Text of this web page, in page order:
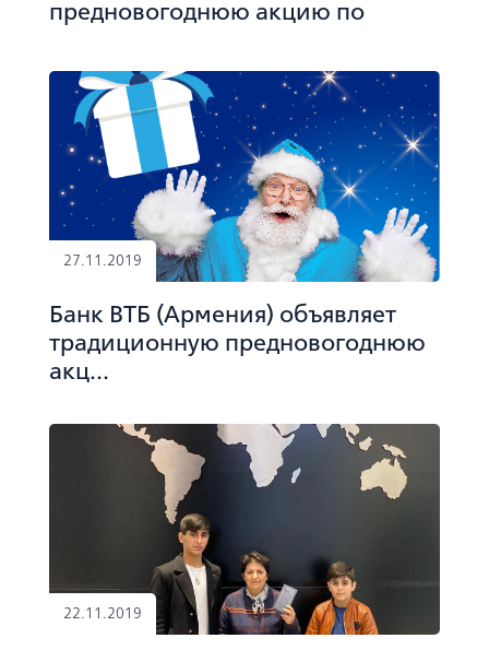
предновогоднюю акцию по
27.11.2019
Банк ВТБ (Армения) объявляет
традиционную предновогоднюю
акц...
22.11.2019